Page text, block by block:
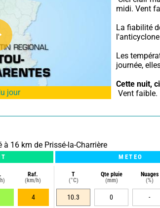
jour
midi. Vent
La fiabilité
Les
journée,
Cette nuit,
Vent faible.
à 16 km de Prissé-la-Charrière
METEO
Raf.
(km/h)
T
(°C)
Qte pluie
(mm)
Nuages
(%)
4 10.3 0 -